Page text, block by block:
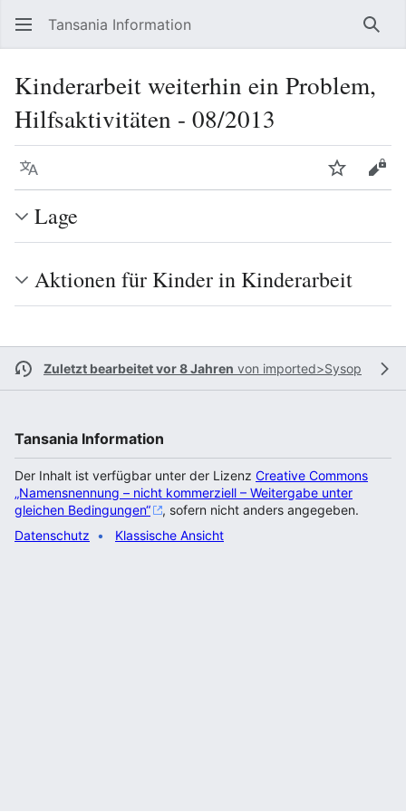
Tansania Information
Kinderarbeit weiterhin ein Problem,
Hilfsaktivitäten - 08/2013
Sprache
Lage
Aktionen für Kinder in Kinderarbeit
Zuletzt bearbeitet vor 8 Jahren von imported>Sysop
Tansania Information
Der Inhalt ist verfügbar unter der Lizenz Creative Commons
„Namensnennung – nicht kommerziell – Weitergabe unter
gleichen Bedingungen“
, sofern nicht anders angegeben.
Datenschutz
Klassische Ansicht